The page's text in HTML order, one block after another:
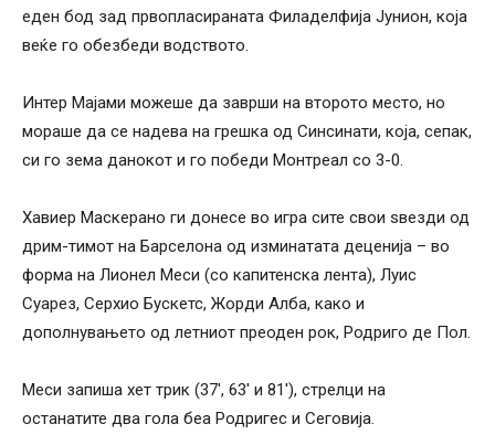
еден бод зад првопласираната Филаделфија Јунион, која
веќе го обезбеди водството.
Интер Мајами можеше да заврши на второто место, но
мораше да се надева на грешка од Синсинати, која, сепак,
си го зема данокот и го победи Монтреал со 3-0.
Хавиер Маскерано ги донесе во игра сите свои ѕвезди од
дрим-тимот на Барселона од изминатата деценија – во
форма на Лионел Меси (со капитенска лента), Луис
Суарез, Серхио Бускетс, Жорди Алба, како и
дополнувањето од летниот преоден рок, Родриго де Пол.
Меси запиша хет трик (37′, 63′ и 81′), стрелци на
останатите два гола беа Родригес и Сеговија.